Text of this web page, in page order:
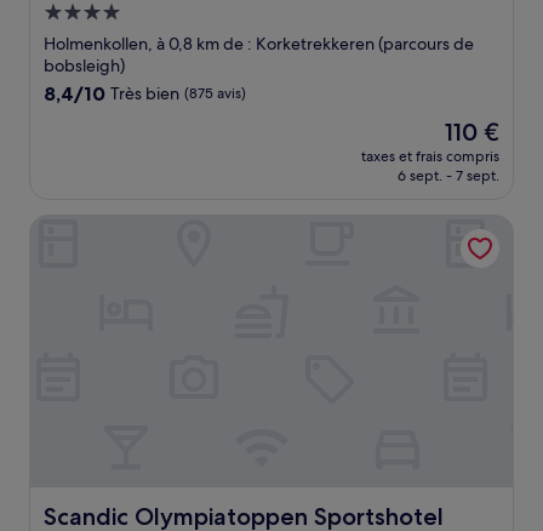
Hébergement
4.0 étoiles
Holmenkollen, à 0,8 km de : Korketrekkeren (parcours de
bobsleigh)
8.4
8,4/10 Très bien (875 avis)
Le
nouveau
prix
de
110 €
110 €
taxes et frais compris
6 sept. - 7 sept.
Scandic Olympiatoppen Sportshotel
Scandic Olympiatoppen Sportshotel